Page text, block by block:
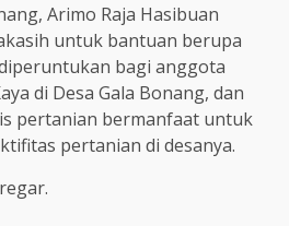
Arimo Raja Hasibuan
untuk bantuan berupa
bagi anggota
di Desa Gala Bonang, dan
pertanian bermanfaat untuk
pertanian di desanya.